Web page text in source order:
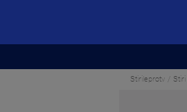
Stirileprotv